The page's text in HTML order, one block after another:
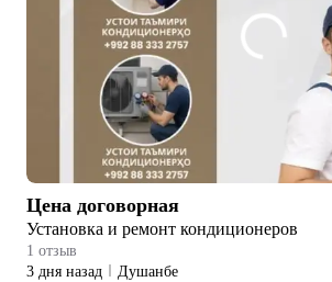
Цена договорная
Установка и ремонт кондиционеров
1 отзыв
3 дня назад
Душанбе